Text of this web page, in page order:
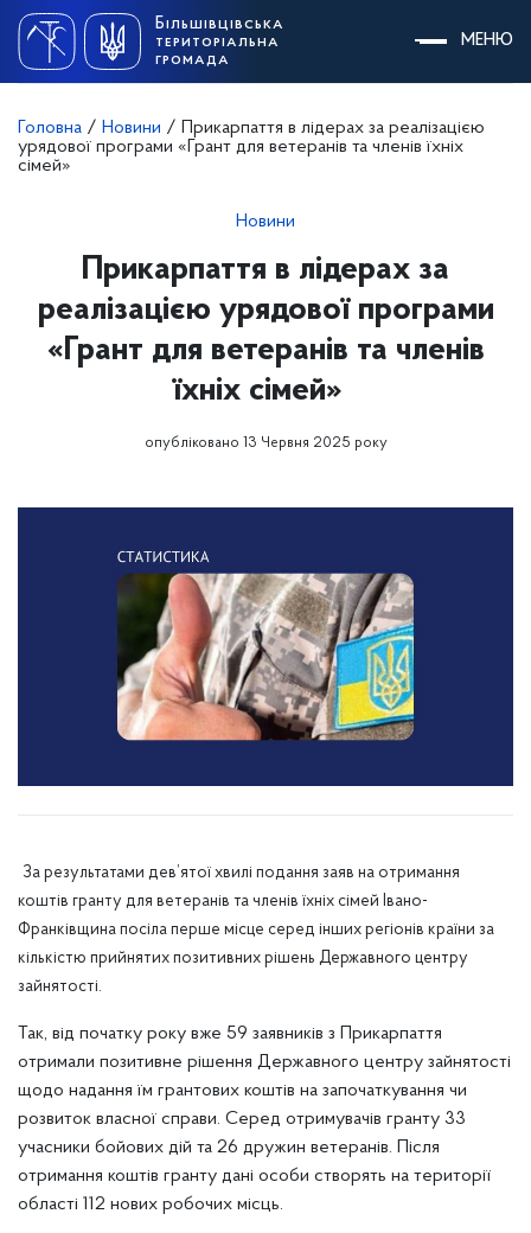
content
Більшівцівська
територіальна
громада
МЕНЮ
Головна / Новини /
Прикарпаття в лідерах за реалізацією
урядової програми «Грант для ветеранів та членів їхніх
сімей»
Новини
Прикарпаття в лідерах за
реалізацією урядової програми
«Грант для ветеранів та членів
їхніх сімей»
опубліковано 13 Червня 2025 року
За результатами дев’ятої хвилі подання заяв на отримання
коштів гранту для ветеранів та членів їхніх сімей Івано-
Франківщина посіла перше місце серед інших регіонів країни за
кількістю прийнятих позитивних рішень Державного центру
зайнятості.
Так, від початку року вже 59 заявників з Прикарпаття
отримали позитивне рішення Державного центру зайнятості
щодо надання їм грантових коштів на започаткування чи
розвиток власної справи. Серед отримувачів гранту 33
учасники бойових дій та 26 дружин ветеранів. Після
отримання коштів гранту дані особи створять на території
області 112 нових робочих місць.